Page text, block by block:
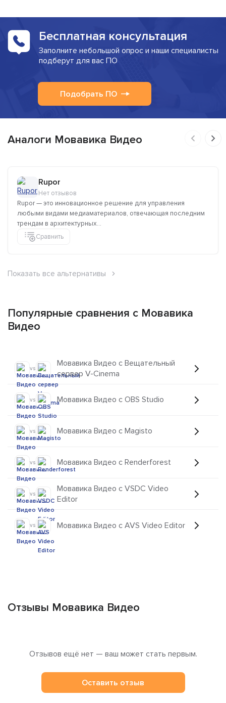
Бесплатная консультация
Заполните небольшой опрос и наши специалисты
подберут для вас ПО
Подобрать ПО
Аналоги Мовавика Видео
Rupor
Нет отзывов
Rupor — это инновационное решение для управления
любыми видами медиаматериалов, отвечающая последним
трендам в архитектурных...
Сравнить
Показать все альтернативы
Популярные сравнения с Мовавика
Видео
vs
Мовавика Видео с Вещательный
сервер V-Cinema
vs Мовавика Видео с OBS Studio
vs Мовавика Видео с Magisto
vs Мовавика Видео с Renderforest
vs
Мовавика Видео с VSDC Video
Editor
vs Мовавика Видео с AVS Video Editor
Отзывы Мовавика Видео
Отзывов ещё нет — ваш может стать первым.
Оставить отзыв